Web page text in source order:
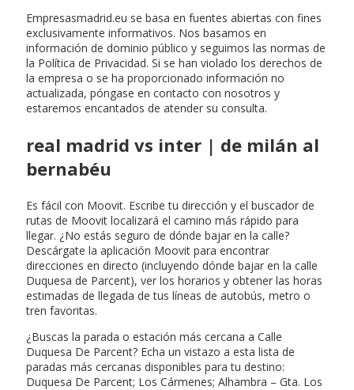
Empresasmadrid.eu se basa en fuentes abiertas con fines
exclusivamente informativos. Nos basamos en
información de dominio público y seguimos las normas de
la Política de Privacidad. Si se han violado los derechos de
la empresa o se ha proporcionado información no
actualizada, póngase en contacto con nosotros y
estaremos encantados de atender su consulta.
real madrid vs inter | de milán al
bernabéu
Es fácil con Moovit. Escribe tu dirección y el buscador de
rutas de Moovit localizará el camino más rápido para
llegar. ¿No estás seguro de dónde bajar en la calle?
Descárgate la aplicación Moovit para encontrar
direcciones en directo (incluyendo dónde bajar en la calle
Duquesa de Parcent), ver los horarios y obtener las horas
estimadas de llegada de tus líneas de autobús, metro o
tren favoritas.
¿Buscas la parada o estación más cercana a Calle
Duquesa De Parcent? Echa un vistazo a esta lista de
paradas más cercanas disponibles para tu destino:
Duquesa De Parcent; Los Cármenes; Alhambra – Gta. Los